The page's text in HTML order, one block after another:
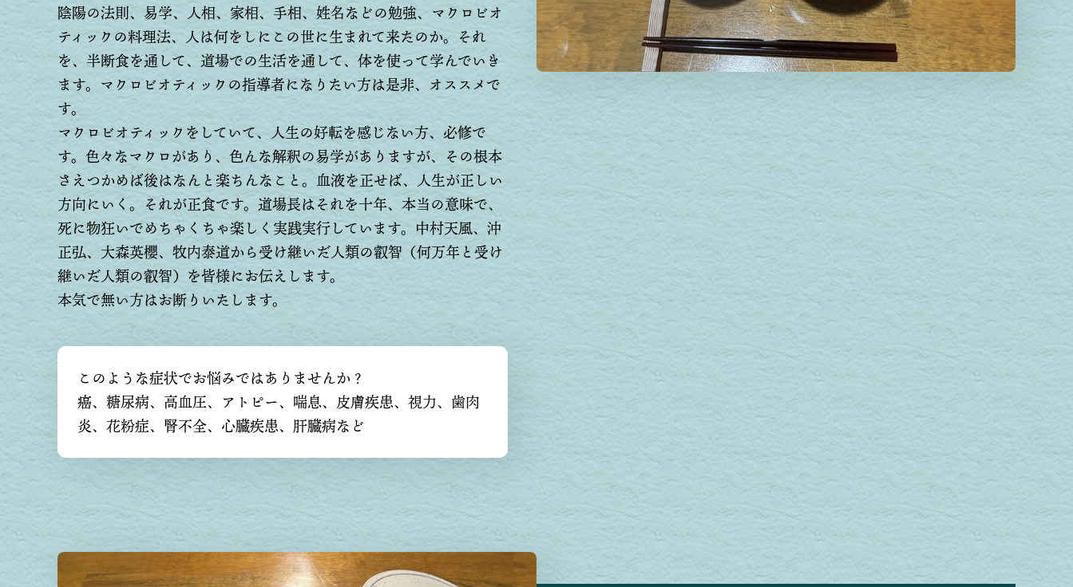
陰陽の法則、易学、人相、家相、手相、姓名などの勉強、マクロビオ
ティックの料理法、人は何をしにこの世に生まれて来たのか。それ
を、半断食を通して、道場での生活を通して、体を使って学んでいき
ます。マクロビオティックの指導者になりたい方は是非、オススメで
す。
マクロビオティックをしていて、人生の好転を感じない方、必修で
す。色々なマクロがあり、色んな解釈の易学がありますが、その根本
さえつかめば後はなんと楽ちんなこと。血液を正せば、人生が正しい
方向にいく。それが正食です。道場長はそれを十年、本当の意味で、
死に物狂いでめちゃくちゃ楽しく実践実行しています。中村天風、沖
正弘、大森英櫻、牧内泰道から受け継いだ人類の叡智（何万年と受け
継いだ人類の叡智）を皆様にお伝えします。
本気で無い方はお断りいたします。
このような症状でお悩みではありませんか？
癌、糖尿病、高血圧、アトピー、喘息、皮膚疾患、視力、歯肉
炎、花粉症、腎不全、心臓疾患、肝臓病など